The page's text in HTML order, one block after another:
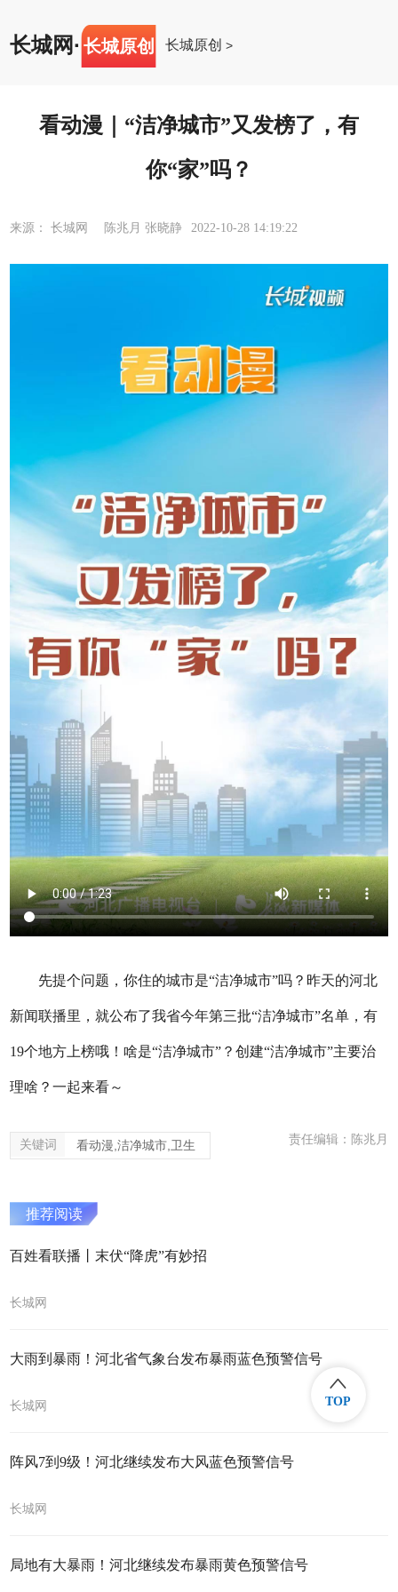
长城网· 长城原创 长城原创 >
看动漫｜“洁净城市”又发榜了，有
你“家”吗？
来源： 长城网 陈兆月 张晓静 2022-10-28 14:19:22
先提个问题，你住的城市是“洁净城市”吗？昨天的河北
新闻联播里，就公布了我省今年第三批“洁净城市”名单，有
19个地方上榜哦！啥是“洁净城市”？创建“洁净城市”主要治
理啥？一起来看～
关键词 看动漫,洁净城市,卫生 责任编辑：陈兆月
推荐阅读
百姓看联播丨末伏“降虎”有妙招
长城网
大雨到暴雨！河北省气象台发布暴雨蓝色预警信号
长城网
阵风7到9级！河北继续发布大风蓝色预警信号
长城网
局地有大暴雨！河北继续发布暴雨黄色预警信号
TOP